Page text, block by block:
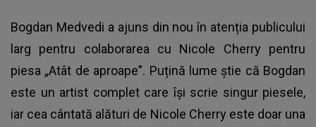
Bogdan Medvedi a ajuns din nou în atenția publicului
larg pentru colaborarea cu Nicole Cherry pentru
piesa „Atât de aproape”. Puțină lume știe că Bogdan
este un artist complet care își scrie singur piesele,
iar cea cântată alături de Nicole Cherry este doar una